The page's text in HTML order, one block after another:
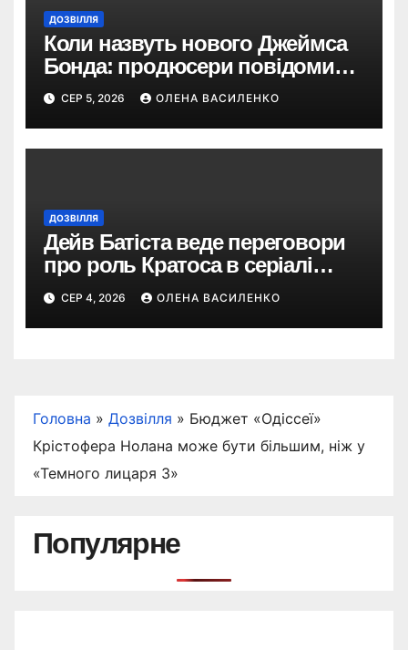
ДОЗВІЛЛЯ
Коли назвуть нового Джеймса
Бонда: продюсери повідомили
про терміни кастингу
СЕР 5, 2026 ОЛЕНА ВАСИЛЕНКО
ДОЗВІЛЛЯ
Дейв Батіста веде переговори
про роль Кратоса в серіалі
«God of War» від Amazon
СЕР 4, 2026 ОЛЕНА ВАСИЛЕНКО
Головна » Дозвілля » Бюджет «Одіссеї»
Крістофера Нолана може бути більшим, ніж у
«Темного лицаря 3»
Популярне